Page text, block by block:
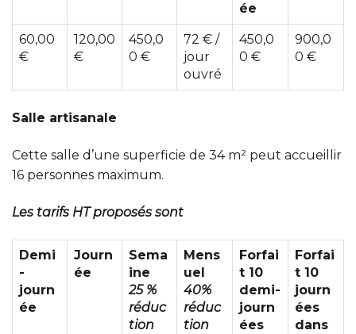
ée
60,00
€
120,00
€
450,0
0 €
72 € /
jour
ouvré
450,0
0 €
900,0
0 €
Salle artisanale
Cette salle d’une superficie de 34 m² peut accueillir
16 personnes maximum.
Les tarifs HT proposés sont
Demi
-
journ
ée
Journ
ée
Sema
ine
25 %
réduc
tion
Mens
uel
40%
réduc
tion
Forfai
t 10
demi-
journ
ées
Forfai
t 10
journ
ées
dans